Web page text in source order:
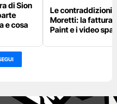
di Sion
e cosa
Le contraddizioni
Moretti: la fattura
Paint e i video